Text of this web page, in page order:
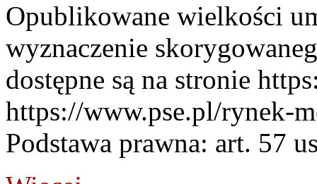
Opublikowane wielkości
wyznaczenie
dostępne są na stronie
https://www.pse.pl/rynek-
Podstawa prawna: art. 57